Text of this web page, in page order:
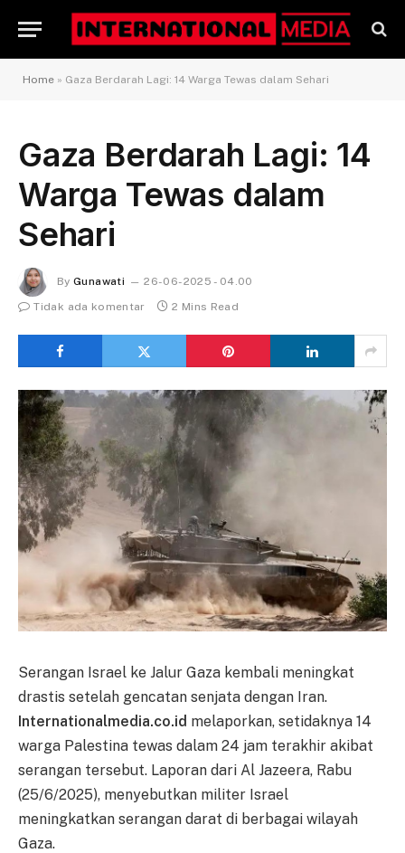
Home » Gaza Berdarah Lagi: 14 Warga Tewas dalam Sehari
Gaza Berdarah Lagi: 14
Warga Tewas dalam
Sehari
By Gunawati
26-06-2025 - 04.00
Tidak ada komentar
2 Mins Read
Serangan Israel ke Jalur Gaza kembali meningkat
drastis setelah gencatan senjata dengan Iran.
Internationalmedia.co.id melaporkan, setidaknya 14
warga Palestina tewas dalam 24 jam terakhir akibat
serangan tersebut. Laporan dari Al Jazeera, Rabu
(25/6/2025), menyebutkan militer Israel
meningkatkan serangan darat di berbagai wilayah
Gaza.